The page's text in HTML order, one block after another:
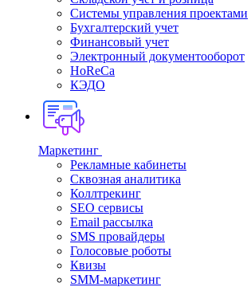
Системы управления проектами
Бухгалтерский учет
Финансовый учет
Электронный документооборот
HoReCa
КЭДО
Маркетинг
Рекламные кабинеты
Cквозная аналитика
Коллтрекинг
SEO сервисы
Email расcылка
SMS провайдеры
Голосовые роботы
Квизы
SMM-маркетинг